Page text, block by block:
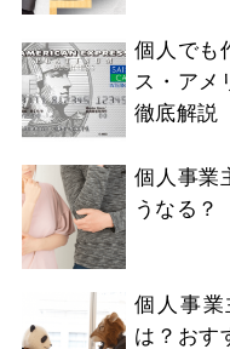
個人でも
ス・アメ
徹底解説
個人事業
うなる？
個人事
は？おす